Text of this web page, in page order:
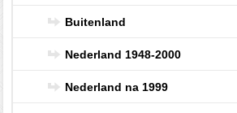
Buitenland
Nederland 1948-2000
Nederland na 1999